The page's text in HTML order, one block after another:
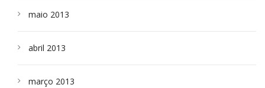
maio 2013
abril 2013
março 2013